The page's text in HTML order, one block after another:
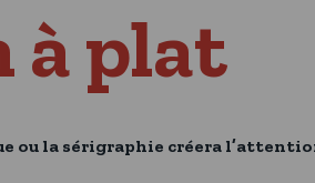
à plat
ou la sérigraphie créera